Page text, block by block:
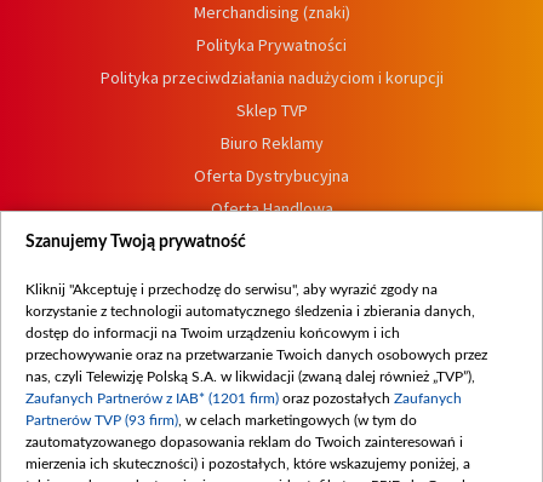
Merchandising (znaki)
Polityka Prywatności
Polityka przeciwdziałania nadużyciom i korupcji
Sklep TVP
Biuro Reklamy
Oferta Dystrybucyjna
Oferta Handlowa
Dostępność
Procedura zgłoszeń wewnętrznych
Szanujemy Twoją prywatność
Kliknij "Akceptuję i przechodzę do serwisu", aby wyrazić zgody na
korzystanie z technologii automatycznego śledzenia i zbierania danych,
dostęp do informacji na Twoim urządzeniu końcowym i ich
przechowywanie oraz na przetwarzanie Twoich danych osobowych przez
nas, czyli Telewizję Polską S.A. w likwidacji (zwaną dalej również „TVP”),
Zaufanych Partnerów z IAB* (1201 firm) oraz pozostałych Zaufanych
Partnerów TVP (93 firm) , w celach marketingowych (w tym do
zautomatyzowanego dopasowania reklam do Twoich zainteresowań i
mierzenia ich skuteczności) i pozostałych, które wskazujemy poniżej, a